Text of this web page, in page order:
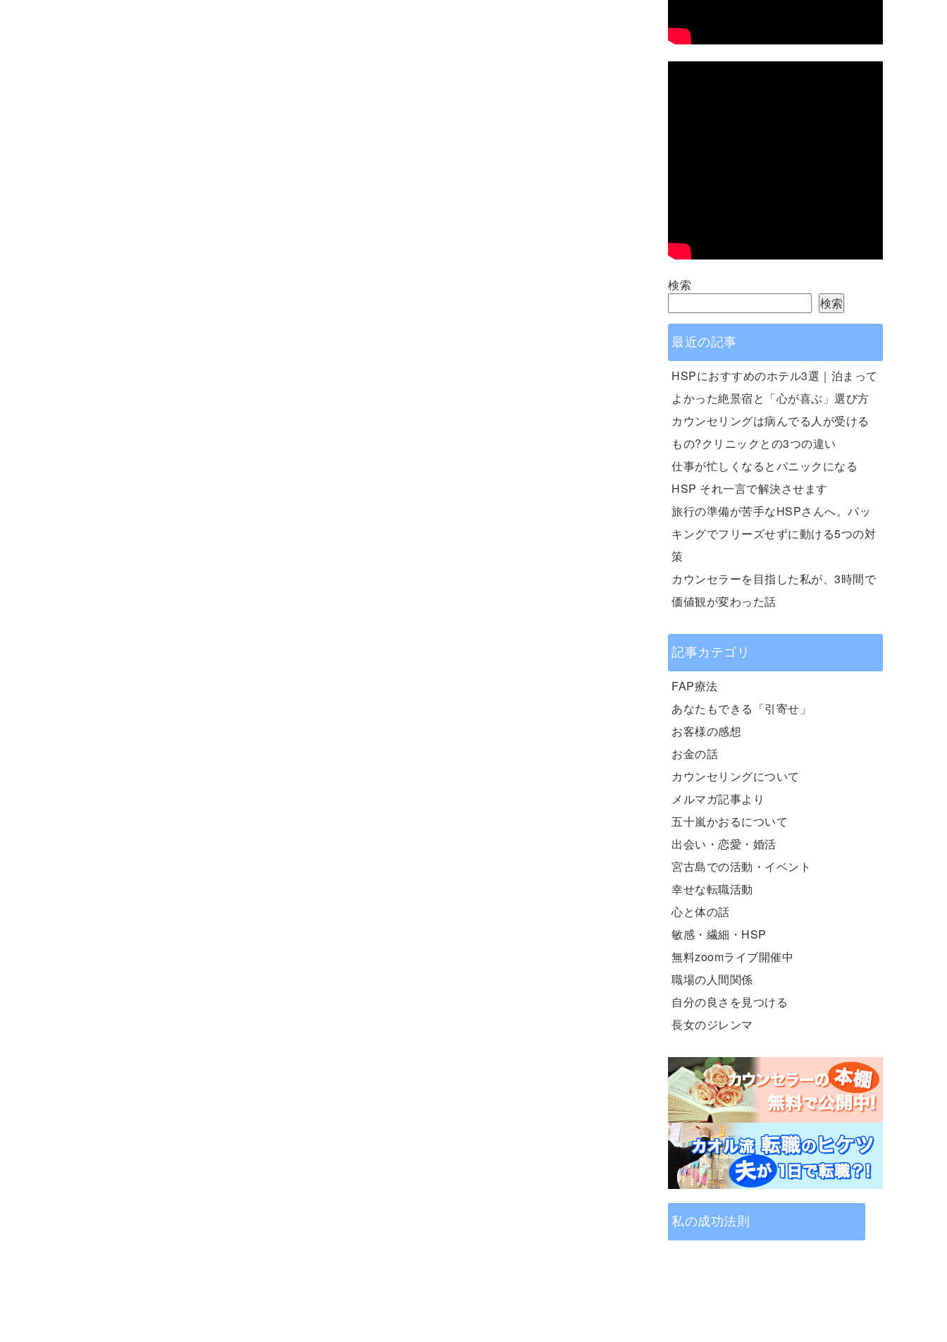
検索
検索
最近の記事
HSPにおすすめのホテル3選｜泊まって
よかった絶景宿と「心が喜ぶ」選び方
カウンセリングは病んでる人が受ける
もの?クリニックとの3つの違い
仕事が忙しくなるとパニックになる
HSP それ一言で解決させます
旅行の準備が苦手なHSPさんへ。パッ
キングでフリーズせずに動ける5つの対
策
カウンセラーを目指した私が、3時間で
価値観が変わった話
記事カテゴリ
FAP療法
あなたもできる「引寄せ」
お客様の感想
お金の話
カウンセリングについて
メルマガ記事より
五十嵐かおるについて
出会い・恋愛・婚活
宮古島での活動・イベント
幸せな転職活動
心と体の話
敏感・繊細・HSP
無料zoomライブ開催中
職場の人間関係
自分の良さを見つける
長女のジレンマ
私の成功法則